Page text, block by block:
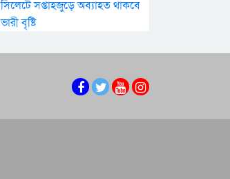
সিলেটে সপ্তাহজুড়ে অব্যাহত থাকবে
ভারী বৃষ্টি